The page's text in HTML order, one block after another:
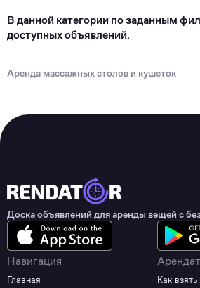
В данной категории по заданным
доступных объявлений.
Аренда массажных столов и кушеток
Доска объявлений для аренды вещей с
Навигация
Главная
Как